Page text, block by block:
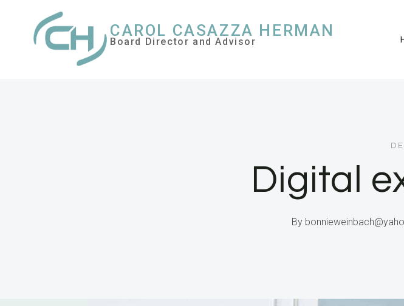
content
CAROL CASAZZA HERMAN
Board Director and Advisor
Digital
By